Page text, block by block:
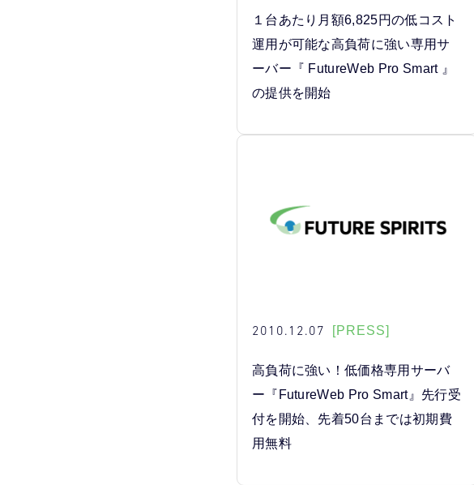
１台あたり月額6,825円の低コスト
運用が可能な高負荷に強い専用サ
ーバー『 FutureWeb Pro Smart 』
の提供を開始
2010.12.07 [PRESS]
高負荷に強い！低価格専用サーバ
ー『FutureWeb Pro Smart』先行受
付を開始、先着50台までは初期費
用無料